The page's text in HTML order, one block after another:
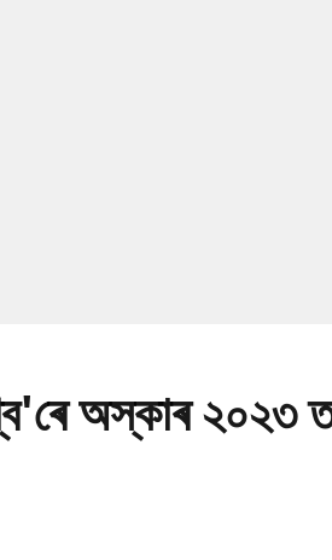
অস্কাৰ ২০২৩